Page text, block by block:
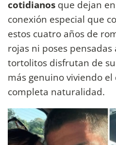
cotidianos que dejan
conexión especial que
estos cuatro años de
rojas ni poses
tortolitos disfrutan de
más genuino viviendo el
completa naturalidad.